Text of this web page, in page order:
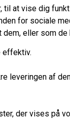
til at vise dig
for sociale
eller som
effektiv.
leveringen af
der vises på